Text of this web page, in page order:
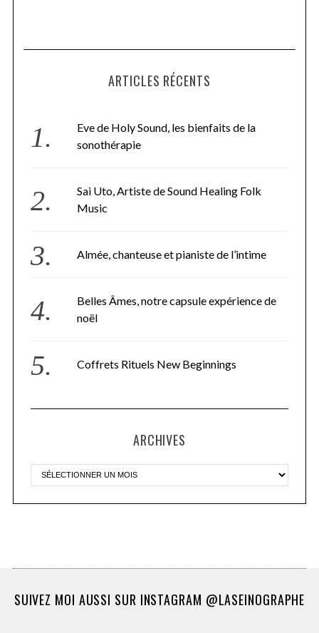
ARTICLES RÉCENTS
Eve de Holy Sound, les bienfaits de la
sonothérapie
Sai Uto, Artiste de Sound Healing Folk
Music
Almée, chanteuse et pianiste de l’intime
Belles Âmes, notre capsule expérience de
noël
Coffrets Rituels New Beginnings
ARCHIVES
SUIVEZ MOI AUSSI SUR INSTAGRAM @LASEINOGRAPHE